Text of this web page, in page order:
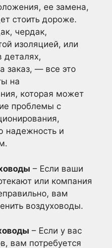
ее замена,
стоить дороже.
чердак,
изоляцией, или
деталях,
заказ, — все это
на
которая может
проблемы с
надежность и
– Если ваши
или компания
вам
воздуховоды.
– Если у вас
вам потребуется